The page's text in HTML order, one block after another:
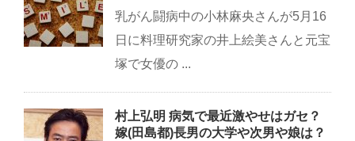
乳がん闘病中の小林麻央さんが5月16
日に料理研究家の井上絵美さんと元宝
塚で女優の ...
村上弘明 病気で最近激やせはガセ？
嫁(田島都)長男の大学や次男や娘は？